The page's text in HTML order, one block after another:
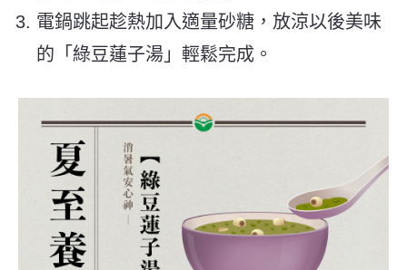
電鍋跳起趁熱加入適量砂糖，放涼以後美味
的「綠豆蓮子湯」輕鬆完成。